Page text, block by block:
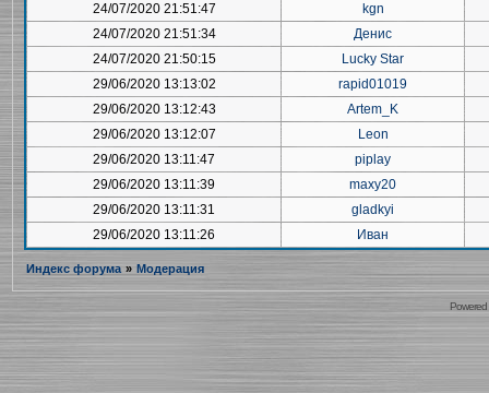
24/07/2020 21:51:47
kgn
24/07/2020 21:51:34
Денис
24/07/2020 21:50:15
Lucky Star
29/06/2020 13:13:02
rapid01019
29/06/2020 13:12:43
Artem_K
29/06/2020 13:12:07
Leon
29/06/2020 13:11:47
piplay
29/06/2020 13:11:39
maxy20
29/06/2020 13:11:31
gladkyi
29/06/2020 13:11:26
Иван
Индекс форума » Модерация